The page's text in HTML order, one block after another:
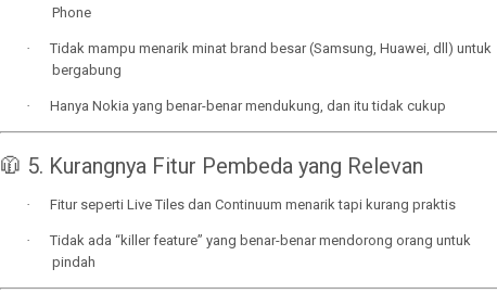
Phone
·
Tidak mampu menarik minat brand besar (Samsung, Huawei, dll) untuk
bergabung
· Hanya Nokia yang benar-benar mendukung, dan itu tidak cukup
🧥 5. Kurangnya Fitur Pembeda yang Relevan
· Fitur seperti Live Tiles dan Continuum menarik tapi kurang praktis
·
Tidak ada “killer feature” yang benar-benar mendorong orang untuk
pindah